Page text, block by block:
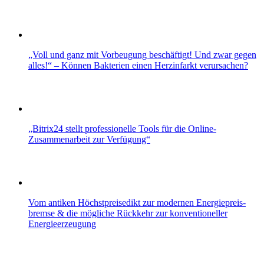
„Voll und ganz mit Vorbeugung beschäftigt! Und zwar gegen
alles!“ – Können Bakterien einen Herzinfarkt verursachen?
„Bitrix24 stellt professionelle Tools für die Online-
Zusammenarbeit zur Verfügung“
Vom antiken Höchstpreisedikt zur modernen Energiepreis­
bremse & die mögliche Rückkehr zur konventioneller
Energieerzeugung